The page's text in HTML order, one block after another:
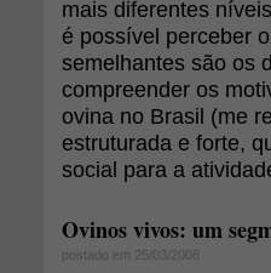
mais diferentes
é possível perceber
semelhantes são os
compreender os
ovina no Brasil (me
estruturada e forte,
social para a
Ovinos vivos: um
postado em 25/03/2008